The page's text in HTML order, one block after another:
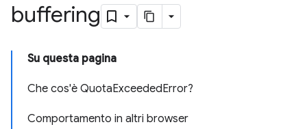
buffering
Su questa pagina
Che cos'è QuotaExceededError?
Comportamento in altri browser